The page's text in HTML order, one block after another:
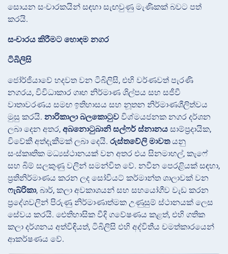
සොයන සංචාරකයින් සඳහා සැඟවුණු මැණිකක් බවට පත්
කරයි.
සංචාරය කිරීමට හොඳම නගර
ටිබිලිසි
ජෝර්ජියාවේ හදවත වන ටිබිලිසි, එහි වර්ණවත් පැරණි
නගරය, විවිධාකාර ගෘහ නිර්මාණ ශිල්පය සහ සජීවී
වාතාවරණය සමඟ ඉතිහාසය සහ නූතන නිර්මාණශීලිත්වය
මුසු කරයි. නාරිකාලා බලකොටුව විශ්මයජනක නගර දර්ශන
ලබා දෙන අතර, අබනොටුබානි සල්ෆර් ස්නානය සාම්ප්‍රදායික,
විවේකී අත්දැකීමක් ලබා දෙයි. රුස්තවේලි මාවතයනු
සංස්කෘතික මධ්‍යස්ථානයක් වන අතර එය සිනමාහල්, කැෆේ
සහ බිම් සලකුණු වලින් සමන්විත වේ. නවීන පෙරළියක් සඳහා,
ප්‍රතිනිර්මාණය කරන ලද සෝවියට් කර්මාන්ත ශාලාවක් වන
ෆැබ්රිකා, බාර්, කලා අවකාශයන් සහ සහයෝගීව වැඩ කරන
ප්‍රදේශවලින් පිරුණු නිර්මාණාත්මක උණුසුම් ස්ථානයක් ලෙස
සේවය කරයි. ඓතිහාසික වීදි ගවේෂණය කළත්, එහි ගතික
කලා දර්ශනය අත්විඳියත්, ටිබිලිසි එහි අද්විතීය චමත්කාරයෙන්
ආකර්ෂණය වේ.